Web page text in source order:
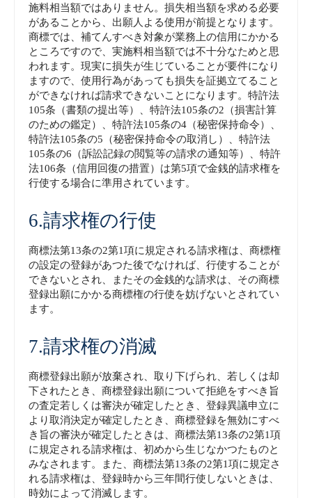
施料相当額ではありません。損失相当額を求める必要
があることから、出願人よる使用が前提となります。
商標では、補てんすべき対象が業務上の信用にかかる
ところですので、実施料相当額では不十分なためと思
われます。現実に損失が生じていることが要件になり
ますので、使用行為があっても損失を証拠立てること
ができなければ請求できないことになります。特許法
105条（書類の提出等）、特許法105条の2（損害計算
のための鑑定）、特許法105条の4（秘密保持命令）、
特許法105条の5（秘密保持命令の取消し）、特許法
105条の6（訴訟記録の閲覧等の請求の通知等）、特許
法106条（信用回復の措置）は第5項で金銭的請求権を
行使する場合に準用されています。
6.請求権の行使
商標法第13条の2第1項に規定される請求権は、商標権
の設定の登録があつた後でなければ、行使することが
できないとされ、またその金銭的な請求は、その商標
登録出願にかかる商標権の行使を妨げないとされてい
ます。
7.請求権の消滅
商標登録出願が放棄され、取り下げられ、若しくは却
下されたとき、商標登録出願について拒絶をすべき旨
の査定若しくは審決が確定したとき、登録異議申立に
より取消決定が確定したとき、商標登録を無効にすべ
き旨の審決が確定したときは、商標法第13条の2第1項
に規定される請求権は、初めから生じなかつたものと
みなされます。また、商標法第13条の2第1項に規定さ
れる請求権は、登録時から三年間行使しないときは、
時効によって消滅します。